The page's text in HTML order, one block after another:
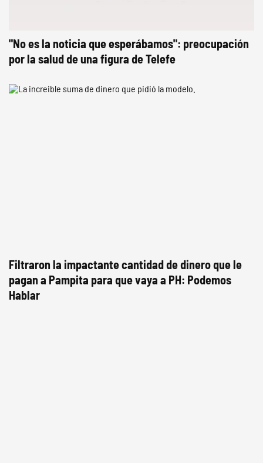
"No es la noticia que esperábamos": preocupación
por la salud de una figura de Telefe
Filtraron la impactante cantidad de dinero que le
pagan a Pampita para que vaya a PH: Podemos
Hablar